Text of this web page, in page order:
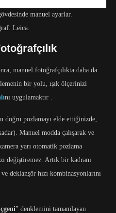
manuel ayarlar.
Leica.
manuel fotoğrafçılıkta daha da
bir yolu, ışık ölçerinizi
nı uygulamaktır .
doğru pozlamayı elde ettiğinizde,
Manuel modda çalışarak ve
yarı otomatik pozlama
değiştiremez. Artık bir kadranı
deklanşör hızı kombinasyonlarını
” denklemini tamamlayan